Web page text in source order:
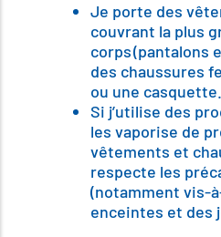
Je porte des
couvrant la plus
corps (pantalons
des chaussures
ou une casquette.
Si j’utilise des
les vaporise de
vêtements et
respecte les
(notamment vis-
enceintes et des